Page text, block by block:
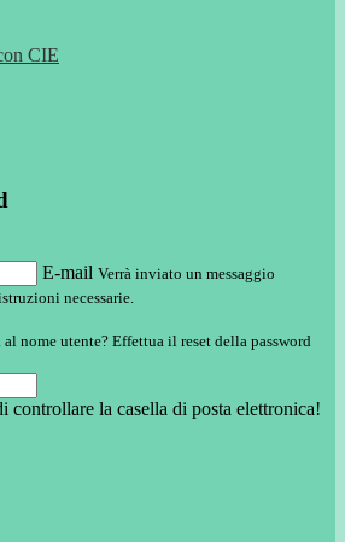
CIE
E-mail Verrà inviato un messaggio
necessarie.
nome utente? Effettua il reset della password
controllare la casella di posta elettronica!